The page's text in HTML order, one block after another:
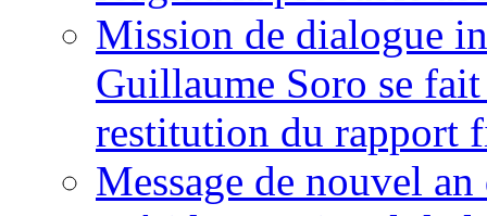
Mission de dialogue
Guillaume Soro se
restitution du rapport
Message de nouvel